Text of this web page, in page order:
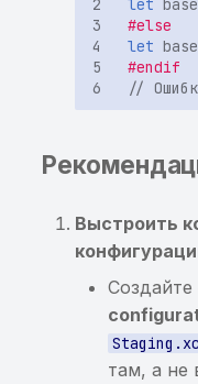
Криптография
Android KeyStore
анти-реверс (RASP)
сборка
Состав ПО (SCA) и
цепочка поставок
Диагностика и
let
#else
let
#endif
//
Выстроить
там, а не